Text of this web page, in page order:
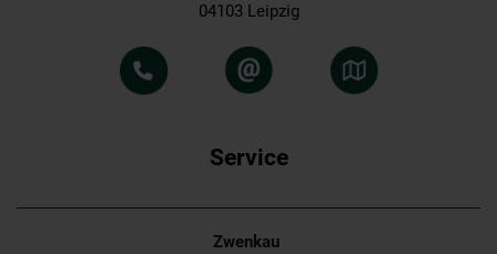
04103 Leipzig
Service
Zwenkau